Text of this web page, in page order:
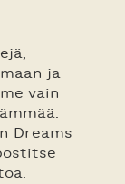
ja
vain
Dreams